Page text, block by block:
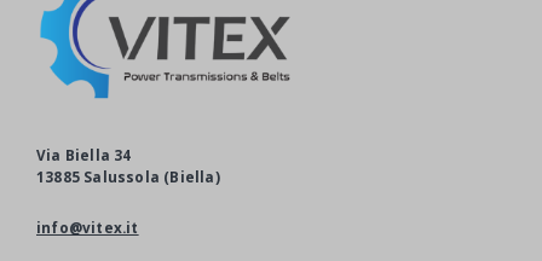
Via Biella 34
13885 Salussola (Biella)
info@vitex.it